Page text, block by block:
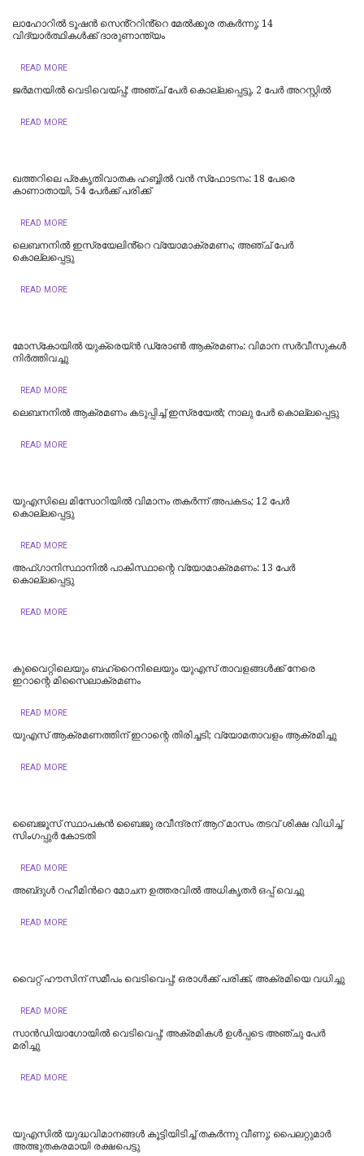
ലാഹോറില്‍ ടൂഷന്‍ സെൻ്ററിൻ്റെ മേല്‍ക്കൂര തകര്‍ന്നു; 14
വിദ്യാര്‍ത്ഥികള്‍ക്ക് ദാരുണാന്ത്യം
READ MORE
ജർമനയിൽ വെടിവെയ്പ്പ്; അഞ്ച് പേർ കൊല്ലപ്പെട്ടു, 2 പേർ അറസ്റ്റിൽ
READ MORE
ഖത്തറിലെ പ്രകൃതിവാതക ഹബ്ബിൽ വൻ സ്‌ഫോടനം: 18 പേരെ
കാണാതായി, 54 പേർക്ക് പരിക്ക്
READ MORE
ലെബനനിൽ ഇസ്രയേലിൻ്റെ വ്യോമാക്രമണം; അഞ്ച് പേർ
കൊല്ലപ്പെട്ടു
READ MORE
മോസ്‌കോയില്‍ യുക്രെയ്ൻ ഡ്രോൺ ആക്രമണം: വിമാന സര്‍വീസുകള്‍
നിര്‍ത്തിവച്ചു
READ MORE
ലെബനനില്‍ ആക്രമണം കടുപ്പിച്ച് ഇസ്രയേല്‍; നാലു പേര്‍ കൊല്ലപ്പെട്ടു
READ MORE
യുഎസിലെ മിസോറിയില്‍ വിമാനം തകർന്ന് അപകടം; 12 പേർ
കൊല്ലപ്പെട്ടു
READ MORE
അഫ്ഗാനിസ്ഥാനിൽ പാകിസ്ഥാന്റെ വ്യോമാക്രമണം: 13 പേർ
കൊല്ലപ്പെട്ടു
READ MORE
കുവൈറ്റിലെയും ബഹ്‌റൈനിലെയും യുഎസ് താവളങ്ങൾക്ക് നേരെ
ഇറാന്റെ മിസൈലാക്രമണം
READ MORE
യുഎസ് ആക്രമണത്തിന് ഇറാന്റെ തിരിച്ചടി; വ്യോമതാവളം ആക്രമിച്ചു
READ MORE
ബൈജൂസ് സ്ഥാപകൻ ബൈജു രവീന്ദ്രന് ആറ് മാസം തടവ് ശിക്ഷ വിധിച്ച്
സിംഗപ്പുർ കോടതി
READ MORE
അബ്‌ദുൾ റഹീമിന്‍റെ മോചന ഉത്തരവിൽ അധികൃതര്‍ ഒപ്പ് വെച്ചു
READ MORE
വൈറ്റ് ഹൗസിന് സമീപം വെടിവെപ്പ്; ഒരാൾക്ക് പരിക്ക്, അക്രമിയെ വധിച്ചു
READ MORE
സാന്‍ഡിയാഗോയില്‍ വെടിവെപ്പ്; അക്രമികള്‍ ഉള്‍പ്പടെ അഞ്ചു പേര്‍
മരിച്ചു
READ MORE
യുഎസിൽ യുദ്ധവിമാനങ്ങൾ കൂട്ടിയിടിച്ച് തകർന്നു വീണു; പൈ​ല​റ്റു​മാ​ര്‍
അത്ഭുതകരമായി ര​ക്ഷ​പെ​ട്ടു